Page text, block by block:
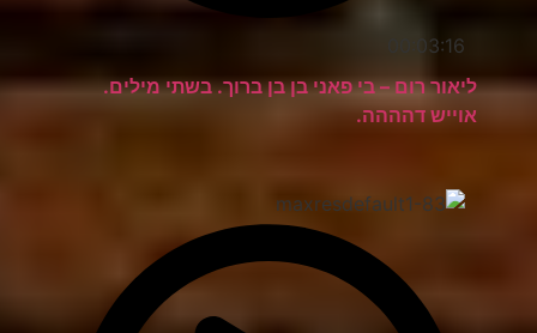
00:03:16
ליאור רום – בי פאני בן בן ברוך. בשתי מילים.
אוייש דהההה.